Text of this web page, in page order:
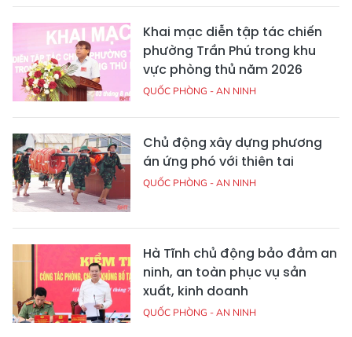
Khai mạc diễn tập tác chiến
phường Trần Phú trong khu
vực phòng thủ năm 2026
QUỐC PHÒNG - AN NINH
Chủ động xây dựng phương
án ứng phó với thiên tai
QUỐC PHÒNG - AN NINH
Hà Tĩnh chủ động bảo đảm an
ninh, an toàn phục vụ sản
xuất, kinh doanh
QUỐC PHÒNG - AN NINH